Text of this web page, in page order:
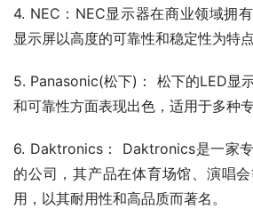
4. NEC：NEC显示器在商业领域拥
显示屏以高度的可靠性和稳定性为特点
5. Panasonic(松下)： 松下的LED显
和可靠性方面表现出色，适用于多种专
6. Daktronics： Daktronics是一家
的公司，其产品在体育场馆、演唱
用，以其耐用性和高品质而著名。